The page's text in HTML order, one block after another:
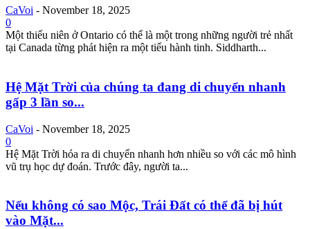
CaVoi - November 18, 2025
0
Một thiếu niên ở Ontario có thể là một trong những người trẻ nhất
tại Canada từng phát hiện ra một tiểu hành tinh. Siddharth...
Hệ Mặt Trời của chúng ta đang di chuyển nhanh
gấp 3 lần so...
CaVoi - November 18, 2025
0
Hệ Mặt Trời hóa ra di chuyển nhanh hơn nhiều so với các mô hình
vũ trụ học dự đoán. Trước đây, người ta...
Nếu không có sao Mộc, Trái Đất có thể đã bị hút
vào Mặt...